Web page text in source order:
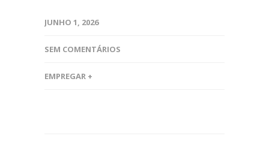
JUNHO 1, 2026
SEM COMENTÁRIOS
EMPREGAR +